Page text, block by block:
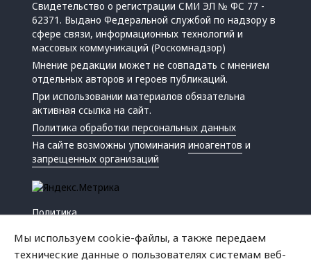
Свидетельство о регистрации СМИ ЭЛ № ФС 77 -
62371. Выдано Федеральной службой по надзору в
сфере связи, информационных технологий и
массовых коммуникаций (Роскомнадзор)
Мнение редакции может не совпадать с мнением
отдельных авторов и героев публикаций.
При использовании материалов обязательна
активная ссылка на сайт.
Политика обработки персональных данных
На сайте возможны упоминанияиноагентов и
запрещенных организаций
Политика
Мы используем cookie-файлы, а также передаем
технические данные о пользователях системам веб-